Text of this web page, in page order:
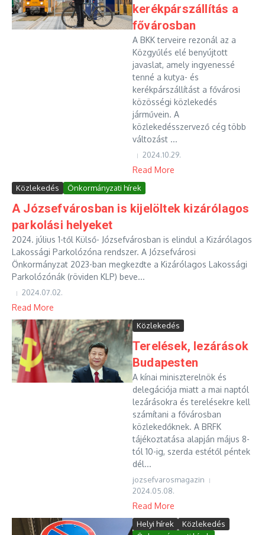
kerékpárszállítás a
fővárosban
A BKK terveire rezonál az a
Közgyűlés elé benyújtott
javaslat, amely ingyenessé
tenné a kutya- és
kerékpárszállítást a fővárosi
közösségi közlekedés
járművein. A
közlekedésszervező cég több
változást ...
2024.10.29.
Read More
Közlekedés Önkormányzati hírek
A Józsefvárosban is kijelöltek kizárólagos
parkolási helyeket
2024. július 1-től Külső- Józsefvárosban is elindul a Kizárólagos
Lakossági Parkolózóna rendszer. A Józsefvárosi
Önkormányzat 2023-ban megkezdte a Kizárólagos Lakossági
Parkolózónák (röviden KLP) beve...
2024.07.02.
Read More
Közlekedés
Terelések, lezárások
Budapesten
A kínai miniszterelnök és
delegációja miatt a mai naptól
lezárásokra és terelésekre kell
számítani a fővárosban
közlekedőknek. A BRFK
tájékoztatása alapján május 8-
tól 10-ig, szerda estétől péntek
dél...
jozsefvarosmagazin
2024.05.08.
Read More
Helyi hírek
Közlekedés